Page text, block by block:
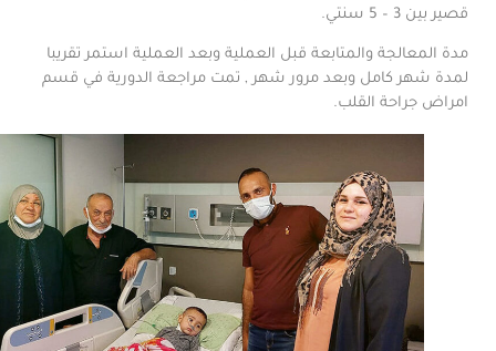
قصير بين 3 – 5 سنتي.
مدة المعالجة والمتابعة قبل العملية وبعد العملية استمر تقريبا
لمدة شهر كامل وبعد مرور شهر , تمت مراجعة الدورية في قسم
امراض جراحة القلب.